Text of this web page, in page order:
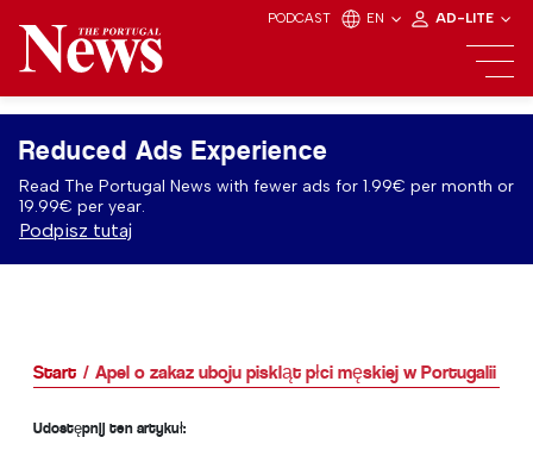
PODCAST EN AD-LITE
Reduced Ads Experience
Read The Portugal News with fewer ads for 1.99€ per month or
19.99€ per year.
Podpisz tutaj
Start Apel o zakaz uboju piskląt płci męskiej w Portugalii
Udostępnij ten artykuł: